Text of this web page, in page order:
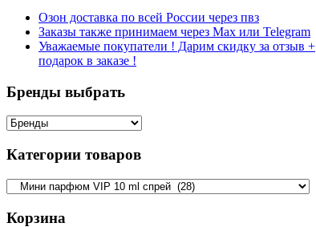
Озон доставка по всей России через пвз
Заказы также принимаем через Max или Telegram
Уважаемые покупатели ! Дарим скидку за отзыв +
подарок в заказе !
Бренды выбрать
Категории товаров
Корзина